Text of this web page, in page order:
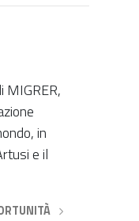
MIGRER,
in
e il